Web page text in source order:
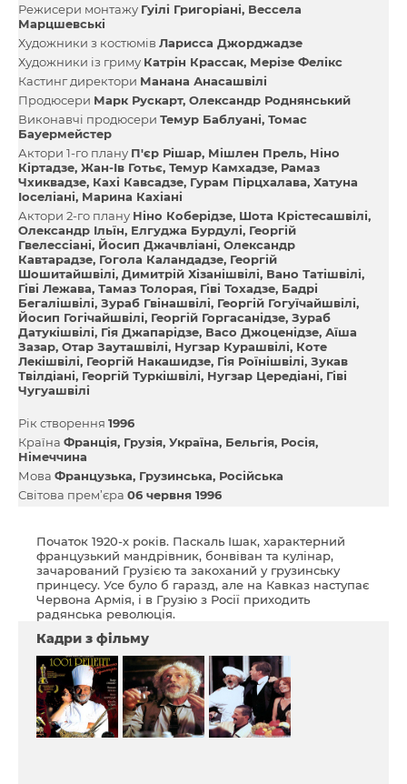
Режисери монтажу Гуілі Григоріані Вессела
Марцшевські
Художники з костюмів Ларисса Джорджадзе
Художники із гриму Катрін Крассак Мерізе Фелікс
Кастинг директори Манана Анасашвілі
Продюсери Марк Рускарт Олександр Роднянський
Виконавчі продюсери Темур Баблуані Томас
Бауермейстер
Актори 1-го плану П'єр Рішар Мішлен Прель Ніно
Кіртадзе Жан-Ів Готьє Темур Камхадзе Рамаз
Чхиквадзе Кахі Кавсадзе Гурам Пірцхалава Хатуна
Іоселіані Марина Кахіані
Актори 2-го плану Ніно Коберідзе Шота Крістесашвілі
Олександр Ільїн Елгуджа Бурдулі Георгій
Гвелессіані Йосип Джачвліані Олександр
Кавтарадзе Гогола Каландадзе Георгій
Шошитайшвілі Димитрій Хізанішвілі Вано Татішвілі
Гіві Лежава Тамаз Толорая Гіві Тохадзе Бадрі
Бегалішвілі Зураб Гвінашвілі Георгій Гогуїчайшвілі
Йосип Гогічайшвілі Георгій Горгасанідзе Зураб
Датукішвілі Гія Джапарідзе Васо Джоценідзе Аїша
Зазар Отар Зауташвілі Нугзар Курашвілі Коте
Лекішвілі Георгій Накашидзе Гія Роїнішвілі Зукав
Твілдіані Георгій Туркішвілі Нугзар Цередіані Гіві
Чугуашвілі
Рік створення 1996
Країна Франція Грузія Україна Бельгія Росія
Німеччина
Мова Французька Грузинська Російська
Світова прем’єра 06 червня 1996
Початок 1920-х років. Паскаль Ішак, характерний
французький мандрівник, бонвіван та кулінар,
зачарований Грузією та закоханий у грузинську
принцесу. Усе було б гаразд, але на Кавказ наступає
Червона Армія, і в Грузію з Росії приходить
радянська революція.
Кадри з фільму